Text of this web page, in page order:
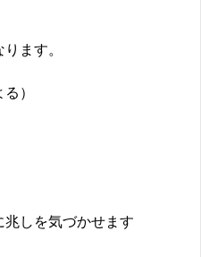
ます。
）
兆しを気づかせます